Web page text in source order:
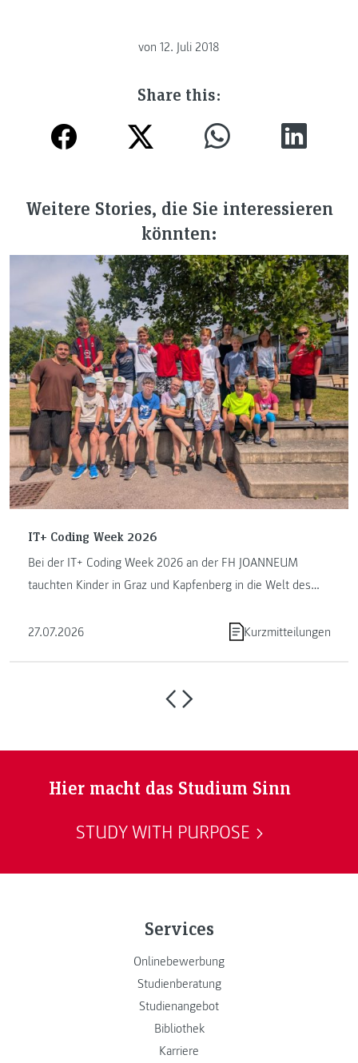
von 12. Juli 2018
Share this:
Weitere Stories, die Sie interessieren
könnten:
IT+ Coding Week 2026
Bei der IT+ Coding Week 2026 an der FH JOANNEUM
tauchten Kinder in Graz und Kapfenberg in die Welt des
27.07.2026
Kurzmitteilungen
Hier macht das Studium Sinn
STUDY WITH PURPOSE
Services
Onlinebewerbung
Studienberatung
Studienangebot
Bibliothek
Karriere